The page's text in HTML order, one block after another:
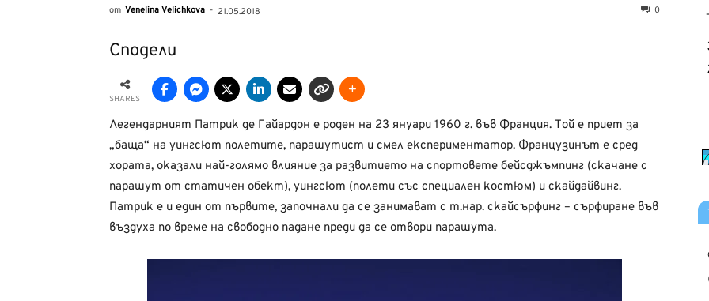
от Venelina Velichkova - 21.05.2018 0
Сподели
SHARES
Легендарният Патрик де Гайардон е роден на 23 януари 1960 г. във Франция. Той е приет за
„баща“ на уингсют полетите, парашутист и смел експериментатор. Французинът е сред
хората, оказали най-голямо влияние за развитието на спортовете бейсджъмпинг (скачане с
парашут от статичен обект), уингсют (полети със специален костюм) и скайдайвинг.
Патрик е и един от първите, започнали да се занимават с т.нар. скайсърфинг – сърфиране във
въздуха по време на свободно падане преди да се отвори парашута.